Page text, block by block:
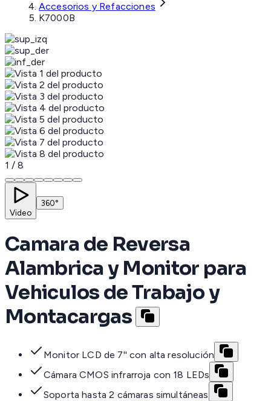
Accesorios y Refacciones
K7000B
1 / 8
Video
360°
Camara de Reversa
Alambrica y Monitor para
Vehiculos de Trabajo y
Montacargas
Monitor LCD de 7'' con alta resolución
Cámara CMOS infrarroja con 18 LEDs
Soporta hasta 2 cámaras simultáneas